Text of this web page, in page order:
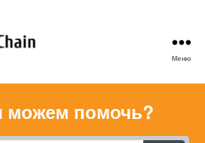
Меню
можем помочь?